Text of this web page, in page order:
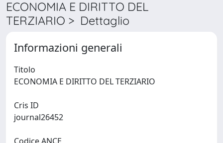
ECONOMIA E DIRITTO DEL
TERZIARIO > Dettaglio
Informazioni generali
Titolo
Cris ID